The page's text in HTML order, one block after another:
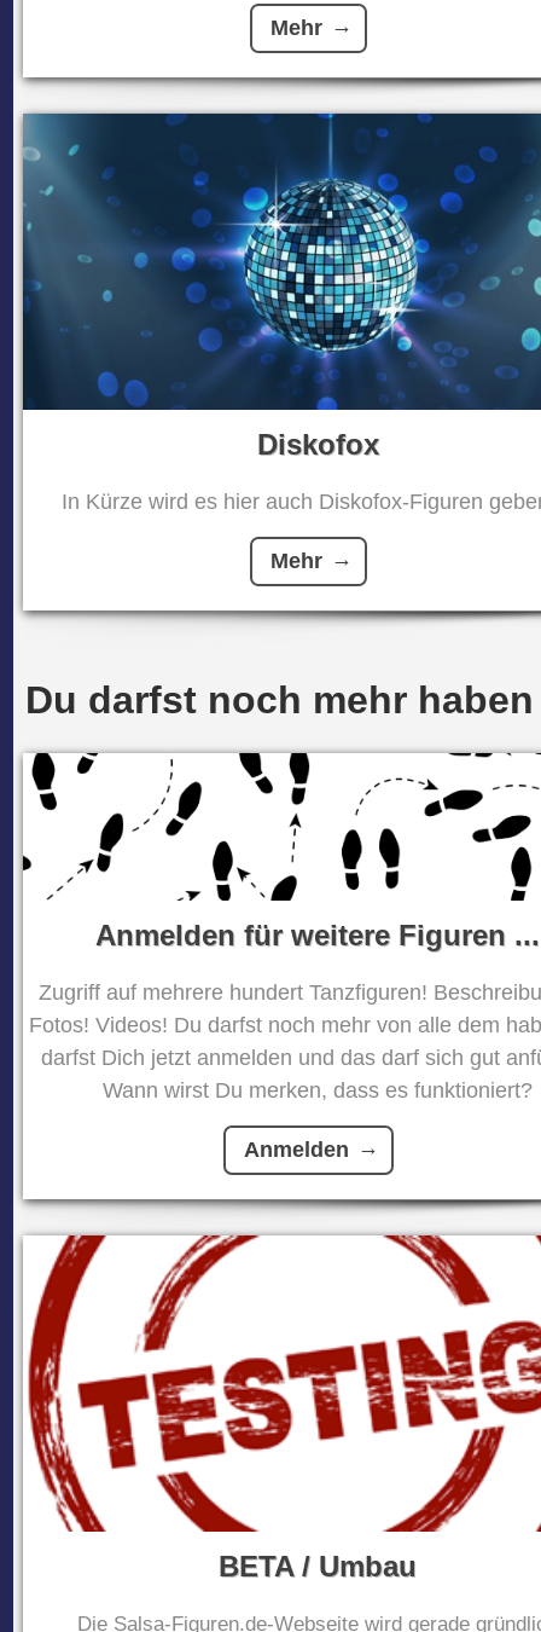
Mehr
Diskofox
In Kürze wird es hier auch Diskofox-Figuren
Mehr
Du darfst noch mehr haben
Anmelden für weitere Figuren ...
Zugriff auf mehrere hundert Tanzfiguren!
Fotos! Videos! Du darfst noch mehr von alle dem
darfst Dich jetzt anmelden und das darf sich gut
Wann wirst Du merken, dass es funktioniert?
Anmelden
BETA / Umbau
Die Salsa-Figuren.de-Webseite wird gerade